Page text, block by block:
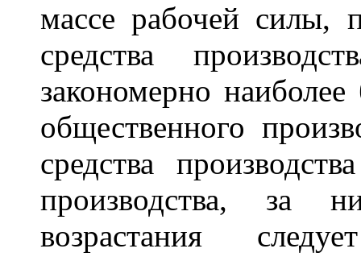
массе рабочей силы,
средства
закономерно наиболее
общественного
средства
производства, за
возрастания